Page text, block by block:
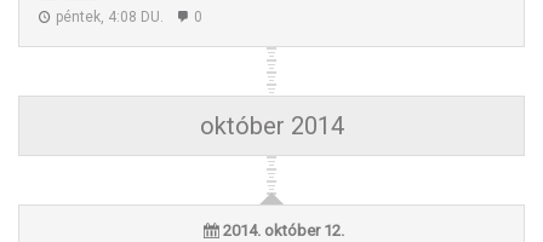
péntek, 4:08 DU.
0
október 2014
2014. október 12.